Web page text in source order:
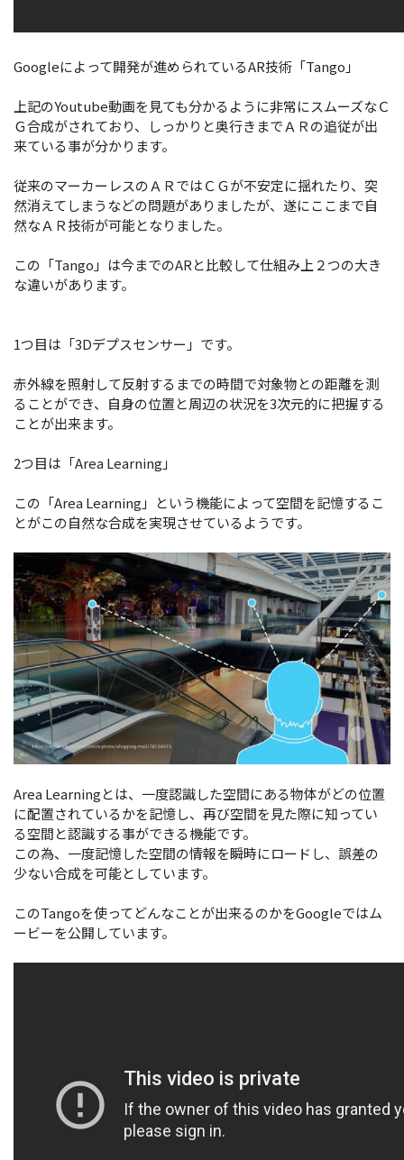
Googleによって開発が進められているAR技術「Tango」
上記のYoutube動画を見ても分かるように非常にスムーズなＣ
Ｇ合成がされており、しっかりと奥行きまでＡＲの追従が出
来ている事が分かります。
従来のマーカーレスのＡＲではＣＧが不安定に揺れたり、突
然消えてしまうなどの問題がありましたが、遂にここまで自
然なＡＲ技術が可能となりました。
この「Tango」は今までのARと比較して仕組み上２つの大き
な違いがあります。
1つ目は「3Dデプスセンサー」です。
赤外線を照射して反射するまでの時間で対象物との距離を測
ることができ、自身の位置と周辺の状況を3次元的に把握する
ことが出来ます。
2つ目は「Area Learning」
この「Area Learning」という機能によって空間を記憶するこ
とがこの自然な合成を実現させているようです。
Area Learningとは、一度認識した空間にある物体がどの位置
に配置されているかを記憶し、再び空間を見た際に知ってい
る空間と認識する事ができる機能です。
この為、一度記憶した空間の情報を瞬時にロードし、誤差の
少ない合成を可能としています。
このTangoを使ってどんなことが出来るのかをGoogleではム
ービーを公開しています。